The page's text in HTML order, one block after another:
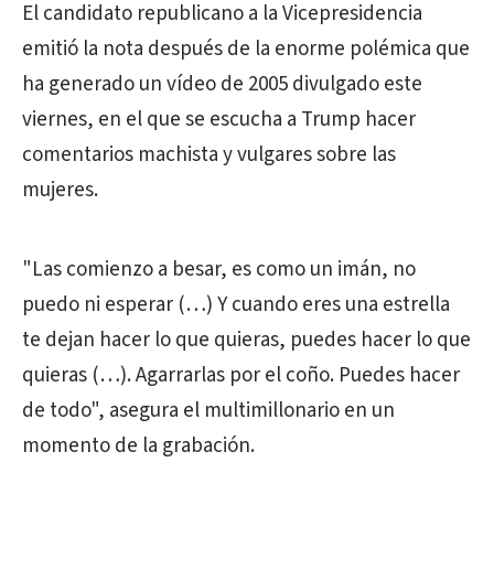
El candidato republicano a la Vicepresidencia
emitió la nota después de la enorme polémica que
ha generado un vídeo de 2005 divulgado este
viernes, en el que se escucha a Trump hacer
comentarios machista y vulgares sobre las
mujeres.
"Las comienzo a besar, es como un imán, no
puedo ni esperar (…) Y cuando eres una estrella
te dejan hacer lo que quieras, puedes hacer lo que
quieras (…). Agarrarlas por el coño. Puedes hacer
de todo", asegura el multimillonario en un
momento de la grabación.